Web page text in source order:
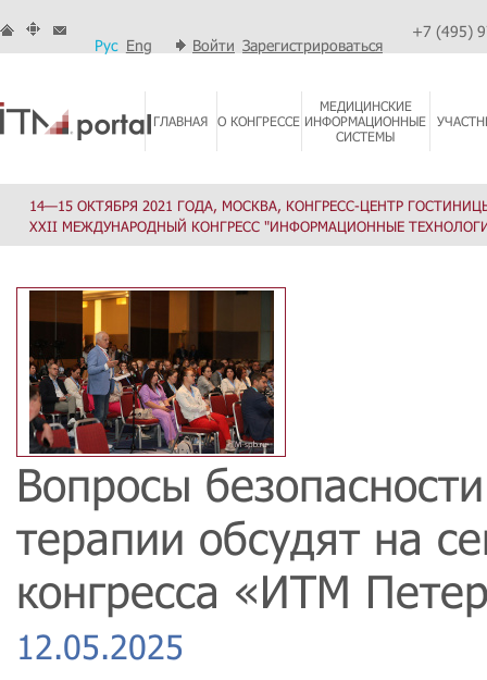
Рус Eng Войти Зарегистрироваться
+7 (495)
ГЛАВНАЯ О КОНГРЕССЕ
МЕДИЦИНСКИЕ
ИНФОРМАЦИОННЫЕ
СИСТЕМЫ
14—15 ОКТЯБРЯ 2021 ГОДА, МОСКВА, КОНГРЕСС-ЦЕНТР
XXII МЕЖДУНАРОДНЫЙ КОНГРЕСС "ИНФОРМАЦИОННЫЕ
Вопросы
терапии обсудят на
конгресса «ИТМ
12.05.2025